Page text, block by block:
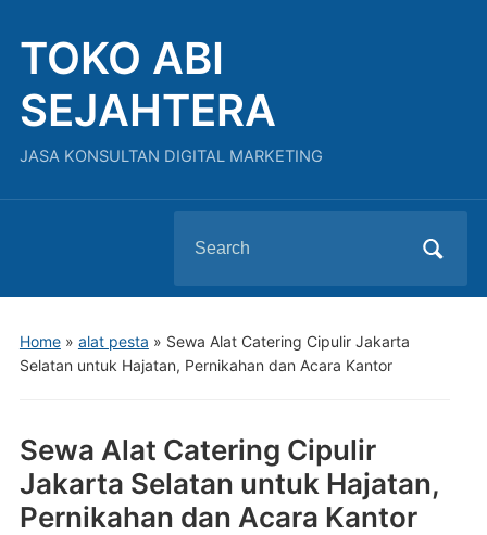
TOKO ABI
SEJAHTERA
JASA KONSULTAN DIGITAL MARKETING
for:
Home» alat pesta » Sewa Alat Catering Cipulir Jakarta
Selatan untuk Hajatan, Pernikahan dan Acara Kantor
Sewa Alat Catering Cipulir
Jakarta Selatan untuk Hajatan,
Pernikahan dan Acara Kantor